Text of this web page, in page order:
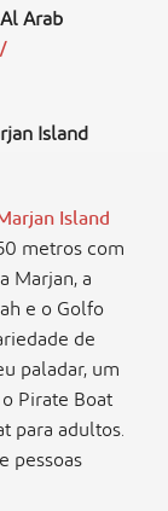
Arab
Island
Island
metros com
Marjan, a
e o Golfo
de
paladar, um
Pirate Boat
para adultos.
pessoas